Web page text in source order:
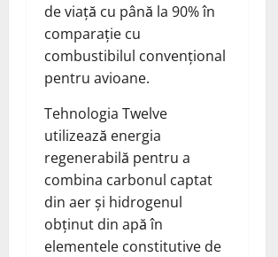
de viață cu până la 90% în
comparație cu
combustibilul convențional
pentru avioane.
Tehnologia Twelve
utilizează energia
regenerabilă pentru a
combina carbonul captat
din aer și hidrogenul
obținut din apă în
elementele constitutive de